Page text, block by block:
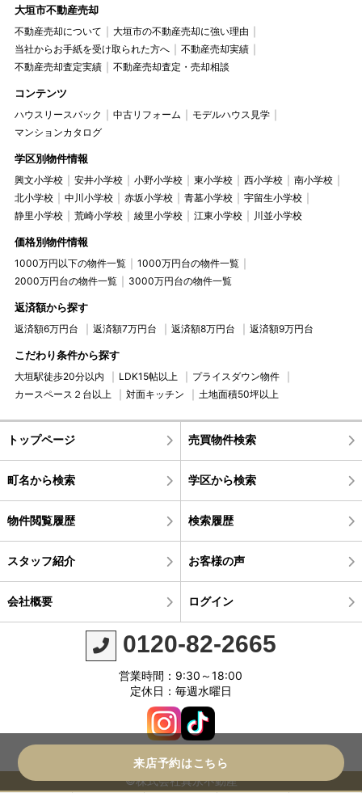
大垣市不動産売却
不動産売却について
大垣市の不動産売却に強い理由
当社からお手紙を受け取られた方へ
不動産売却実績
不動産売却査定実績
不動産売却査定・売却相談
コンテンツ
ハウスリースバック 中古リフォーム
モデルハウス見学
マンションカタログ
学区別物件情報
興文小学校 安井小学校 小野小学校 東小学校 西小学校
南小学校
北小学校
中川小学校 赤坂小学校 青墓小学校
宇留生小学校
静里小学校
荒崎小学校 綾里小学校 江東小学校 川並小学校
価格別物件情報
1000万円以下の物件一覧
1000万円台の物件一覧
2000万円台の物件一覧
3000万円台の物件一覧
返済額から探す
返済額6万円台 返済額7万円台 返済額8万円台 返済額9万円台
こだわり条件から探す
大垣駅徒歩20分以内 LDK15帖以上
プライスダウン物件
カースペース２台以上
対面キッチン 土地面積50坪以上
トップページ 売買物件検索
町名から検索 学区から検索
物件閲覧履歴 検索履歴
スタッフ紹介 お客様の声
会社概要 ログイン
0120-82-2665
営業時間：9:30～18:00
定休日：毎週水曜日
©株式会社真永不動産
来店予約はこちら